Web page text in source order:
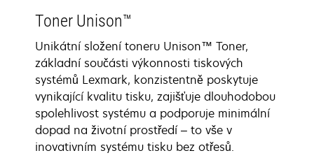
Toner Unison™
Unikátní složení toneru Unison™ Toner,
základní součásti výkonnosti tiskových
systémů Lexmark, konzistentně poskytuje
vynikající kvalitu tisku, zajišťuje dlouhodobou
spolehlivost systému a podporuje minimální
dopad na životní prostředí – to vše v
inovativním systému tisku bez otřesů.